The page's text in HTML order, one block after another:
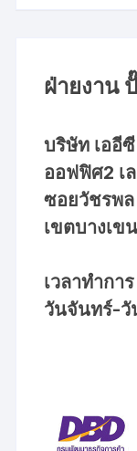
ฝ่ายงาน
บริษัท เออี
ออฟฟิศ2 เ
ซอยวัชรพล
เขตบางเข
เวลาทำการ
วันจันทร์-วั